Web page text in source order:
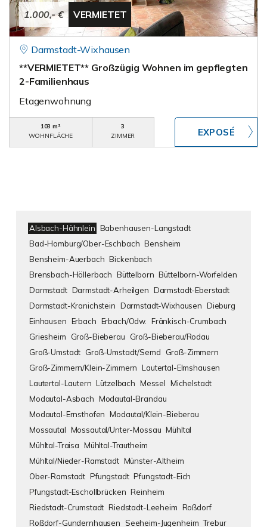
1.000,- € VERMIETET
Darmstadt-Wixhausen
**VERMIETET** Großzügig Wohnen im gepflegten
2-Familienhaus
Etagenwohnung
103 m²
WOHNFLÄCHE
3
ZIMMER
Alsbach-Hähnlein Babenhausen-Langstadt
Bad-Homburg/Ober-Eschbach Bensheim
Bensheim-Auerbach Bickenbach
Brensbach-Höllerbach Büttelborn Büttelborn-Worfelden
Darmstadt Darmstadt-Arheilgen Darmstadt-Eberstadt
Darmstadt-Kranichstein Darmstadt-Wixhausen Dieburg
Einhausen Erbach Erbach/Odw.
Fränkisch-Crumbach
Griesheim
Groß-Bieberau
Groß-Bieberau/Rodau
Groß-Umstadt Groß-Umstadt/Semd
Groß-Zimmern
Groß-Zimmern/Klein-Zimmern Lautertal-Elmshausen
Lautertal-Lautern Lützelbach Messel Michelstadt
Modautal-Asbach Modautal-Brandau
Modautal-Ernsthofen Modautal/Klein-Bieberau
Mossautal Mossautal/Unter-Mossau Mühltal
Mühltal-Traisa Mühltal-Trautheim
Mühltal/Nieder-Ramstadt Münster-Altheim
Ober-Ramstadt Pfungstadt Pfungstadt-Eich
Pfungstadt-Eschollbrücken Reinheim
Riedstadt-Crumstadt Riedstadt-Leeheim Roßdorf
Roßdorf-Gundernhausen Seeheim-Jugenheim Trebur